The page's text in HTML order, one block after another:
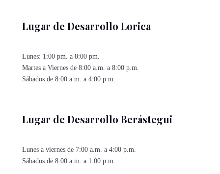
Lugar de Desarrollo Lorica
Lunes: 1:00 pm. a 8:00 pm.
Martes a Viernes de 8:00 a.m. a 8:00 p.m.
Sábados de 8:00 a.m. a 4:00 p.m.
Lugar de Desarrollo Berástegui
Lunes a viernes de 7:00 a.m. a 4:00 p.m.
Sábados de 8:00 a.m. a 1:00 p.m.